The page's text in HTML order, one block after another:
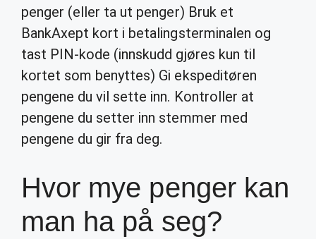
penger (eller ta ut penger) Bruk et
BankAxept kort i betalingsterminalen og
tast PIN-kode (innskudd gjøres kun til
kortet som benyttes) Gi ekspeditøren
pengene du vil sette inn. Kontroller at
pengene du setter inn stemmer med
pengene du gir fra deg.
Hvor mye penger kan
man ha på seg?